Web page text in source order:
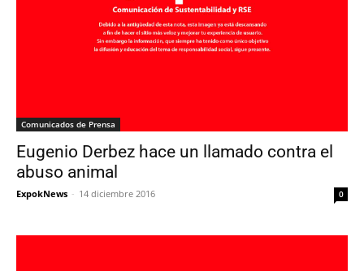
Comunicados de Prensa
Eugenio Derbez hace un llamado contra el
abuso animal
ExpokNews - 14 diciembre 2016 0